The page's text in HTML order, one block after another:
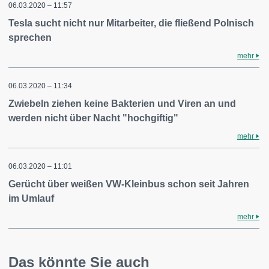
06.03.2020 – 11:57
Tesla sucht nicht nur Mitarbeiter, die fließend Polnisch
sprechen
mehr
06.03.2020 – 11:34
Zwiebeln ziehen keine Bakterien und Viren an und
werden nicht über Nacht "hochgiftig"
mehr
06.03.2020 – 11:01
Gerücht über weißen VW-Kleinbus schon seit Jahren
im Umlauf
mehr
Das könnte Sie auch